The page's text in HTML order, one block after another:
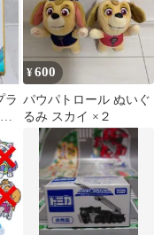
ラ
¥600
パウパトロール ぬいぐ
るみ スカイ ×２